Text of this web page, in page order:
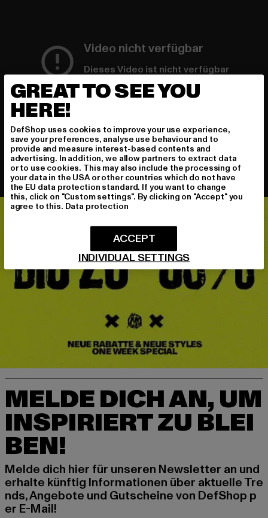
Video nicht verfügbar
Dieses Video ist nicht verfügbar
JETZT SPAREN
MELDE DICH AN, UM
INSPIRIERT ZU BLEI
BEN!
Melde dich hier für unseren Newsletter an und
erhalte künftig Informationen über aktuelle Tre
nds, Angebote und Gutscheine von DefShop p
er E-Mail!
GREAT TO SEE YOU
HERE!
DefShop uses cookies to improve your use experience,
save your preferences, analyse use behaviour and to
provide and measure interest-based contents and
advertising. In addition, we allow partners to extract data
or to use cookies. This may also include the processing of
your data in the USA or other countries which do not have
the EU data protection standard. If you want to change
this, click on "Custom settings". By clicking on "Accept" you
agree to this. Data protection
INDIVIDUAL SETTINGS
ACCEPT